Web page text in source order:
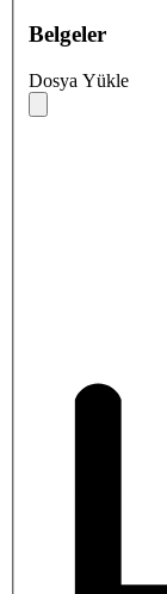
Belgeler
Dosya Yükle